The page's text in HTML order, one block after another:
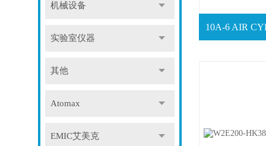
机械设备
实验室仪器
其他
Atomax
EMIC艾美克